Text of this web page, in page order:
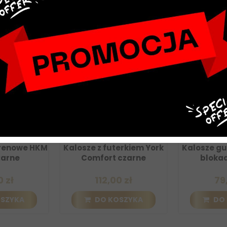
HKM
Kalosze z futerkiem York
Comfort czarne
DO KOSZYKA
Kalosze
DO